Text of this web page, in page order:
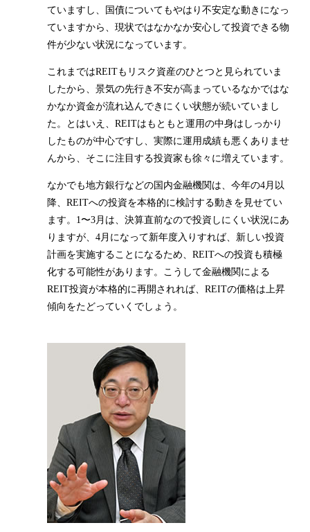
ていますし、国債についてもやはり不安定な動きになっ
ていますから、現状ではなかなか安心して投資できる物
件が少ない状況になっています。
これまではREITもリスク資産のひとつと見られていま
したから、景気の先行き不安が高まっているなかではな
かなか資金が流れ込んできにくい状態が続いていまし
た。とはいえ、REITはもともと運用の中身はしっかり
したものが中心ですし、実際に運用成績も悪くありませ
んから、そこに注目する投資家も徐々に増えています。
なかでも地方銀行などの国内金融機関は、今年の4月以
降、REITへの投資を本格的に検討する動きを見せてい
ます。1〜3月は、決算直前なので投資しにくい状況にあ
りますが、4月になって新年度入りすれば、新しい投資
計画を実施することになるため、REITへの投資も積極
化する可能性があります。こうして金融機関による
REIT投資が本格的に再開されれば、REITの価格は上昇
傾向をたどっていくでしょう。